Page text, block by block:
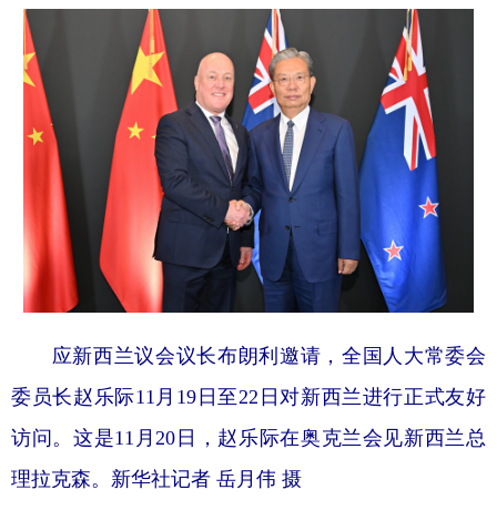
思客智库 全球连线 教育
科创 量子 体育
书画 健康 军事
访谈 视频 图片 政务
法律 中央文件 汽车
食品 信息化 数字经济
学术中国 乡村振兴 银龄 溯源中国
城市 旅游 能源 会展
彩票 娱乐 时尚 悦读
公益 一带一路 亚太网 上市公司
文化产业
应新西兰议会议长布朗利邀请，全国人大常委会
委员长赵乐际11月19日至22日对新西兰进行正式友好
访问。这是11月20日，赵乐际在奥克兰会见新西兰总
理拉克森。新华社记者 岳月伟 摄